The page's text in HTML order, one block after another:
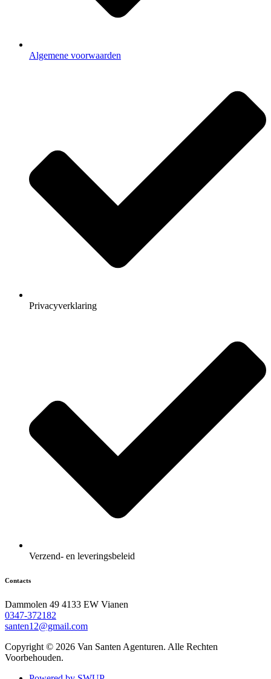
Algemene voorwaarden
Privacyverklaring
Verzend- en leveringsbeleid
Contacts
Dammolen 49 4133 EW Vianen
0347-372182
santen12@gmail.com
Copyright © 2026 Van Santen Agenturen. Alle Rechten
Voorbehouden.